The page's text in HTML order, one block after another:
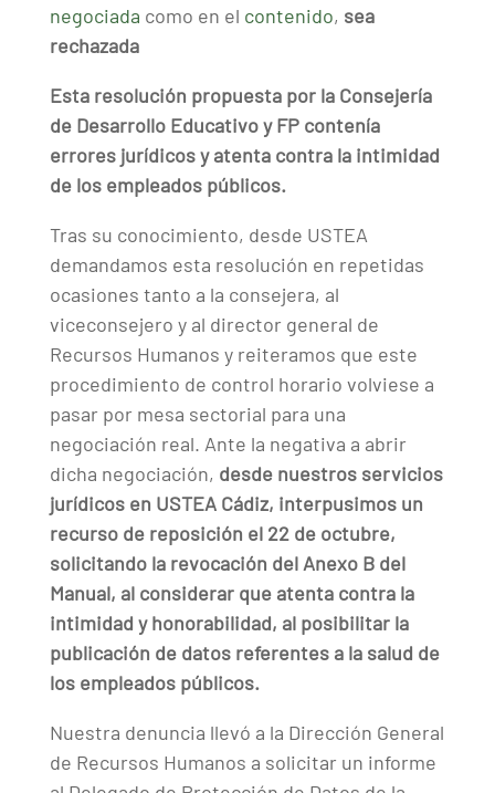
negociada como en el contenido, sea
rechazada
Esta resolución propuesta por la Consejería
de Desarrollo Educativo y FP contenía
errores jurídicos y atenta contra la intimidad
de los empleados públicos.
Tras su conocimiento, desde USTEA
demandamos esta resolución en repetidas
ocasiones tanto a la consejera, al
viceconsejero y al director general de
Recursos Humanos y reiteramos que este
procedimiento de control horario volviese a
pasar por mesa sectorial para una
negociación real. Ante la negativa a abrir
dicha negociación, desde nuestros servicios
jurídicos en USTEA Cádiz, interpusimos un
recurso de reposición el 22 de octubre,
solicitando la revocación del Anexo B del
Manual, al considerar que atenta contra la
intimidad y honorabilidad, al posibilitar la
publicación de datos referentes a la salud de
los empleados públicos.
Nuestra denuncia llevó a la Dirección General
de Recursos Humanos a solicitar un informe